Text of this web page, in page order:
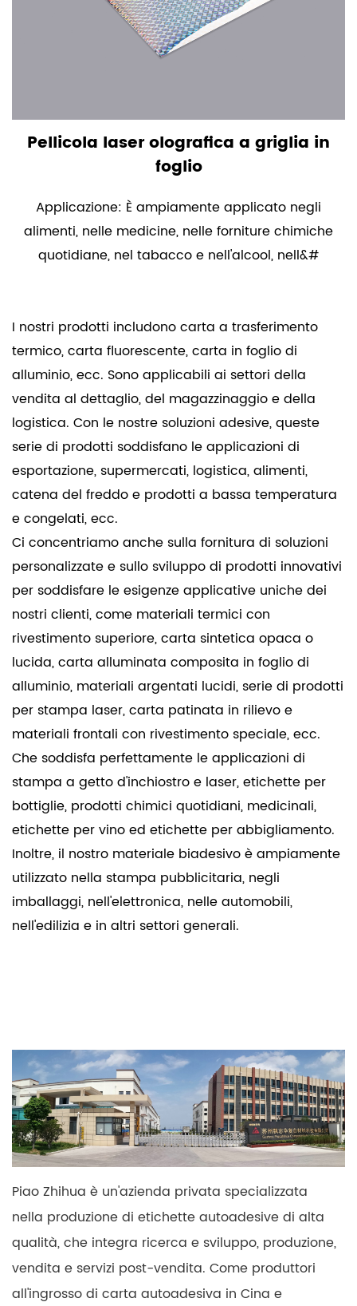
Pellicola laser olografica a griglia in
foglio
Applicazione: È ampiamente applicato negli
alimenti, nelle medicine, nelle forniture chimiche
quotidiane, nel tabacco e nell'alcool, nell&#
I nostri prodotti includono carta a trasferimento
termico, carta fluorescente, carta in foglio di
alluminio, ecc. Sono applicabili ai settori della
vendita al dettaglio, del magazzinaggio e della
logistica. Con le nostre soluzioni adesive, queste
serie di prodotti soddisfano le applicazioni di
esportazione, supermercati, logistica, alimenti,
catena del freddo e prodotti a bassa temperatura
e congelati, ecc.
Ci concentriamo anche sulla fornitura di soluzioni
personalizzate e sullo sviluppo di prodotti innovativi
per soddisfare le esigenze applicative uniche dei
nostri clienti, come materiali termici con
rivestimento superiore, carta sintetica opaca o
lucida, carta alluminata composita in foglio di
alluminio, materiali argentati lucidi, serie di prodotti
per stampa laser, carta patinata in rilievo e
materiali frontali con rivestimento speciale, ecc.
Che soddisfa perfettamente le applicazioni di
stampa a getto d'inchiostro e laser, etichette per
bottiglie, prodotti chimici quotidiani, medicinali,
etichette per vino ed etichette per abbigliamento.
Inoltre, il nostro materiale biadesivo è ampiamente
utilizzato nella stampa pubblicitaria, negli
imballaggi, nell'elettronica, nelle automobili,
nell'edilizia e in altri settori generali.
Piao Zhihua è un'azienda privata specializzata
nella produzione di etichette autoadesive di alta
qualità, che integra ricerca e sviluppo, produzione,
vendita e servizi post-vendita. Come produttori
all'ingrosso di carta autoadesiva in Cina e